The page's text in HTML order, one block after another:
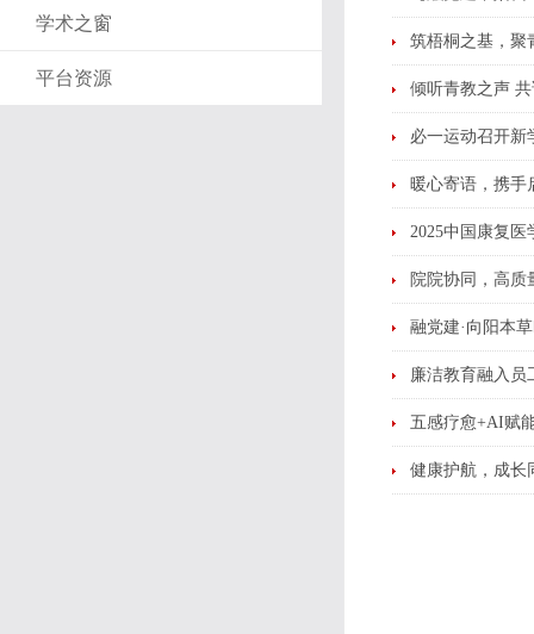
学术之窗
平台资源
筑梧桐之基，
倾听青教之声
必一运动召开新
暖心寄语，携
2025中国康复
院院协同，高
融党建·向阳本
廉洁教育融入
五感疗愈+AI赋
健康护航，成